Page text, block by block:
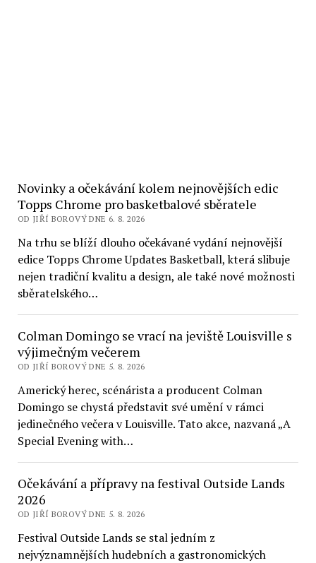
Novinky a očekávání kolem nejnovějších edic
Topps Chrome pro basketbalové sběratele
OD JIŘÍ BOROVÝ DNE 6. 8. 2026
Na trhu se blíží dlouho očekávané vydání nejnovější
edice Topps Chrome Updates Basketball, která slibuje
nejen tradiční kvalitu a design, ale také nové možnosti
sběratelského…
Colman Domingo se vrací na jeviště Louisville s
výjimečným večerem
OD JIŘÍ BOROVÝ DNE 5. 8. 2026
Americký herec, scénárista a producent Colman
Domingo se chystá představit své umění v rámci
jedinečného večera v Louisville. Tato akce, nazvaná „A
Special Evening with…
Očekávání a přípravy na festival Outside Lands
2026
OD JIŘÍ BOROVÝ DNE 5. 8. 2026
Festival Outside Lands se stal jedním z
nejvýznamnějších hudebních a gastronomických